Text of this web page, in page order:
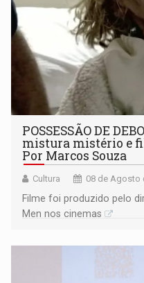
POSSESSÃO DE
mistura mistério e
Por Marcos Souza
Cultura 08 de Agosto
Filme foi produzido pelo
Men nos cinemas